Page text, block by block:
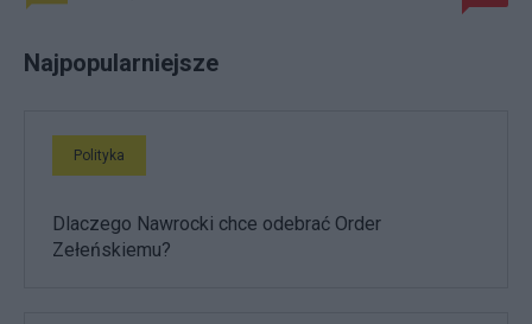
Najpopularniejsze
Polityka
Dlaczego Nawrocki chce odebrać Order
Zełeńskiemu?